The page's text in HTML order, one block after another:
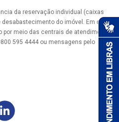
da reservação individual (caixas
desabastecimento do imóvel. Em caso
por meio das centrais de atendimento
595 4444 ou mensagens pelo